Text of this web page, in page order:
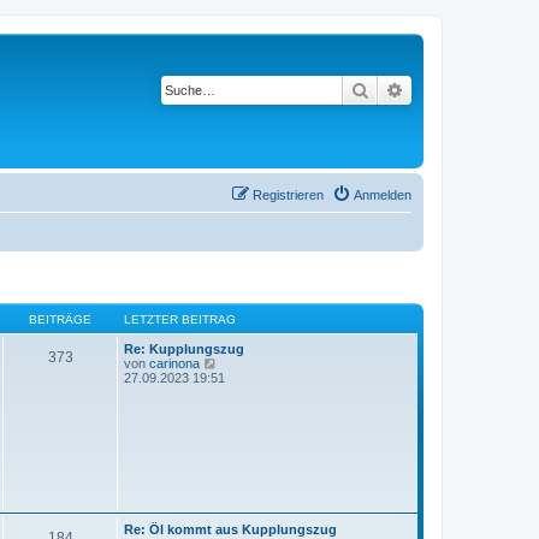
Suche
Anmelden
Registrieren
BEITRÄGE LETZTER BEITRAG
373
Re: Kupplungszug
von carinona
e
r
27.09.2023 19:51
Re: Öl kommt aus Kupplungszug